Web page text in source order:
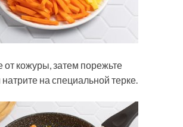
кожуры, затем порежьте
на специальной терке.